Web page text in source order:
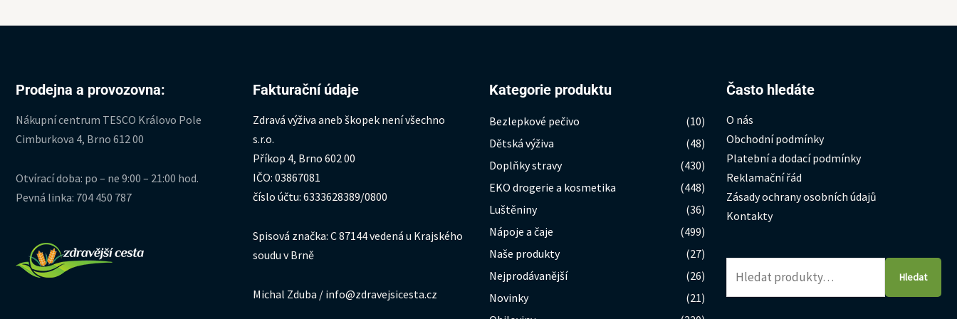
Prodejna a provozovna:
Nákupní centrum TESCO Královo Pole
Cimburkova 4, Brno 612 00
Otvírací doba: po – ne 9:00 – 21:00 hod.
Pevná linka: 704 450 787
Fakturační údaje
Zdravá výživa aneb škopek není všechno
s.r.o.
Příkop 4, Brno 602 00
IČO: 03867081
číslo účtu: 6333628389/0800
Spisová značka: C 87144 vedená u Krajského
soudu v Brně
Michal Zduba / info@zdravejsicesta.cz
Kategorie produktu
Bezlepkové pečivo
(10)
Dětská výživa
(48)
Doplňky stravy
(430)
EKO drogerie a kosmetika
(448)
Luštěniny
(36)
Nápoje a čaje
(499)
Naše produkty
(27)
Nejprodávanější
(26)
Novinky
(21)
Často hledáte
O nás
Obchodní podmínky
Platební a dodací podmínky
Reklamační řád
Zásady ochrany osobních údajů
Kontakty
Hledat:
Hledat